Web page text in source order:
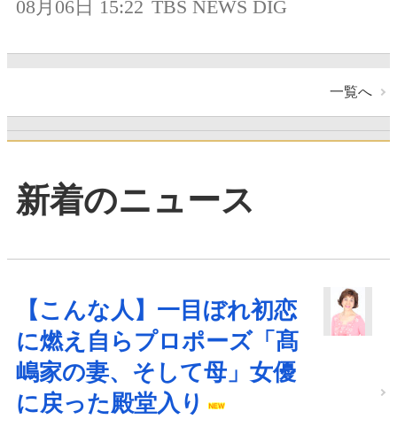
08月06日 15:22 TBS NEWS DIG
一覧へ
新着のニュース
【こんな人】一目ぼれ初恋
に燃え自らプロポーズ「髙
嶋家の妻、そして母」女優
に戻った殿堂入り